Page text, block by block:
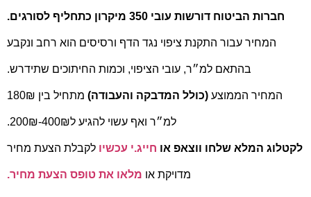
חברות הביטוח דורשות עובי 350 מיקרון כתחליף לסורגים.
המחיר עבור התקנת ציפוי נגד הדף ורסיסים הוא רחב ונקבע
בהתאם למ״ר, עובי הציפוי, וכמות החיתוכים שתידרש.
המחיר הממוצע (כולל המדבקה והעבודה) מתחיל בין 180₪
למ״ר ואף עשוי להגיע ל400₪-200₪.
לקטלוג המלא שלחו ווצאפ או חייג.י עכשיו לקבלת הצעת מחיר
מדויקת או מלאו את טופס הצעת מחיר.